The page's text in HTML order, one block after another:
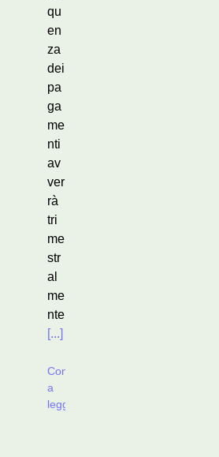
qu
en
za
dei
pa
ga
me
nti
av
ver
rà
tri
me
str
al
me
nte
[...]
Continua
a
leggere